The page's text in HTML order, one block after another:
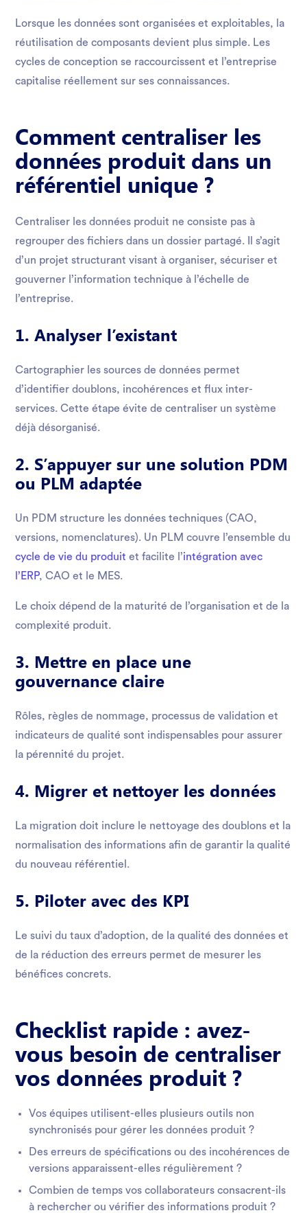
Lorsque les données sont organisées et exploitables, la
réutilisation de composants devient plus simple. Les
cycles de conception se raccourcissent et l’entreprise
capitalise réellement sur ses connaissances.
Comment centraliser les
données produit dans un
référentiel unique ?
Centraliser les données produit ne consiste pas à
regrouper des fichiers dans un dossier partagé. Il s’agit
d’un projet structurant visant à organiser, sécuriser et
gouverner l’information technique à l’échelle de
l’entreprise.
1. Analyser l’existant
Cartographier les sources de données permet
d’identifier doublons, incohérences et flux inter-
services. Cette étape évite de centraliser un système
déjà désorganisé.
2. S’appuyer sur une solution PDM
ou PLM adaptée
Un PDM structure les données techniques (CAO,
versions, nomenclatures). Un PLM couvre l’ensemble du
cycle de vie du produit et facilite l’intégration avec
l’ERP, CAO et le MES.
Le choix dépend de la maturité de l’organisation et de la
complexité produit.
3. Mettre en place une
gouvernance claire
Rôles, règles de nommage, processus de validation et
indicateurs de qualité sont indispensables pour assurer
la pérennité du projet.
4. Migrer et nettoyer les données
La migration doit inclure le nettoyage des doublons et la
normalisation des informations afin de garantir la qualité
du nouveau référentiel.
5. Piloter avec des KPI
Le suivi du taux d’adoption, de la qualité des données et
de la réduction des erreurs permet de mesurer les
bénéfices concrets.
Checklist rapide : avez-
vous besoin de centraliser
vos données produit ?
Vos équipes utilisent-elles plusieurs outils non
synchronisés pour gérer les données produit ?
Des erreurs de spécifications ou des incohérences de
versions apparaissent-elles régulièrement ?
Combien de temps vos collaborateurs consacrent-ils
à rechercher ou vérifier des informations produit ?